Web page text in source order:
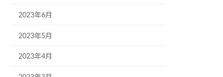
2023年6月
2023年5月
2023年4月